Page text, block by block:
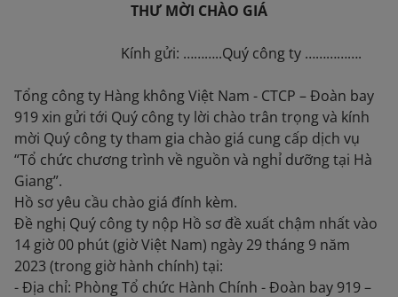
THƯ MỜI CHÀO GIÁ
Kính gửi: ………..Quý công ty …………….
Tổng công ty Hàng không Việt Nam - CTCP – Đoàn bay
919 xin gửi tới Quý công ty lời chào trân trọng và kính
mời Quý công ty tham gia chào giá cung cấp dịch vụ
“Tổ chức chương trình về nguồn và nghỉ dưỡng tại Hà
Giang”.
Hồ sơ yêu cầu chào giá đính kèm.
Đề nghị Quý công ty nộp Hồ sơ đề xuất chậm nhất vào
14 giờ 00 phút (giờ Việt Nam) ngày 29 tháng 9 năm
2023 (trong giờ hành chính) tại:
- Địa chỉ: Phòng Tổ chức Hành Chính - Đoàn bay 919 –